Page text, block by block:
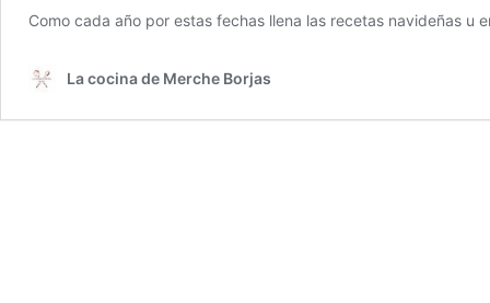
Como cada año por estas fechas llena las recetas navideñas
La cocina de Merche Borjas